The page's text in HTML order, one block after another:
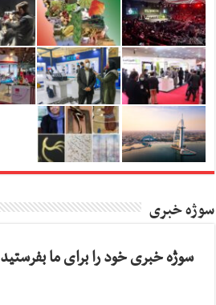
سوژه خبری
سوژه خبری خود را برای ما بفرستید